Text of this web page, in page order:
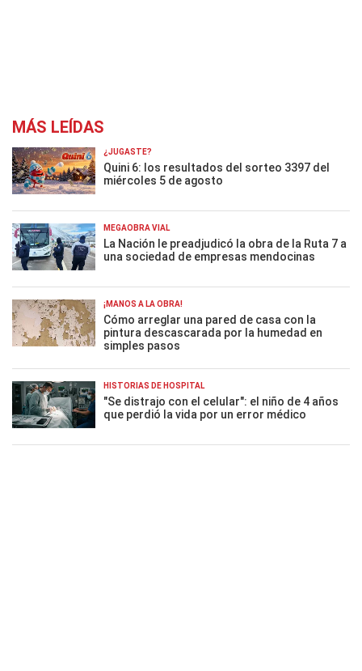
MÁS LEÍDAS
¿JUGASTE?
Quini 6: los resultados del sorteo 3397 del
miércoles 5 de agosto
MEGAOBRA VIAL
La Nación le preadjudicó la obra de la Ruta 7 a
una sociedad de empresas mendocinas
¡MANOS A LA OBRA!
Cómo arreglar una pared de casa con la
pintura descascarada por la humedad en
simples pasos
HISTORIAS DE HOSPITAL
"Se distrajo con el celular": el niño de 4 años
que perdió la vida por un error médico